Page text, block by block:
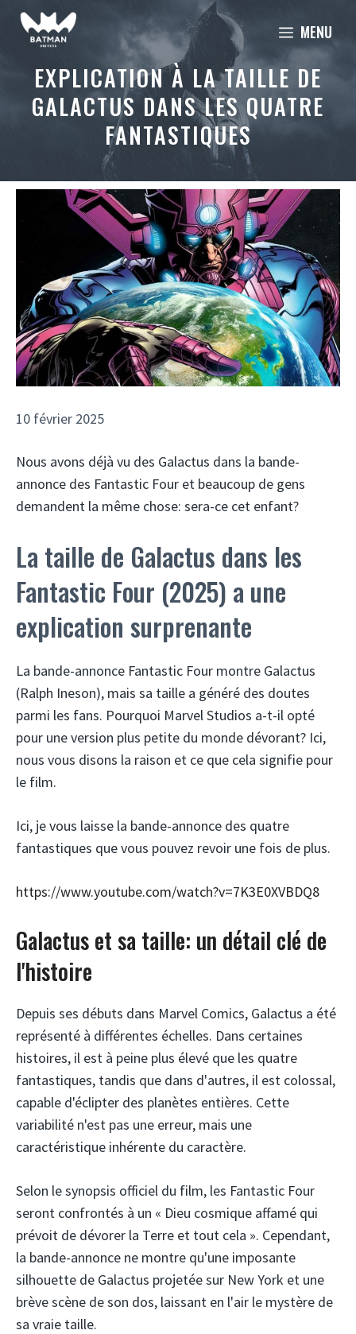
Aller
MENU
EXPLICATION À LA TAILLE DE
GALACTUS DANS LES QUATRE
FANTASTIQUES
10 février 2025
Nous avons déjà vu des Galactus dans la bande-
annonce des Fantastic Four et beaucoup de gens
demandent la même chose: sera-ce cet enfant?
La taille de Galactus dans les
Fantastic Four (2025) a une
explication surprenante
La bande-annonce Fantastic Four montre Galactus
(Ralph Ineson), mais sa taille a généré des doutes
parmi les fans. Pourquoi Marvel Studios a-t-il opté
pour une version plus petite du monde dévorant? Ici,
nous vous disons la raison et ce que cela signifie pour
le film.
Ici, je vous laisse la bande-annonce des quatre
fantastiques que vous pouvez revoir une fois de plus.
https://www.youtube.com/watch?v=7K3E0XVBDQ8
Galactus et sa taille: un détail clé de
l'histoire
Depuis ses débuts dans Marvel Comics, Galactus a été
représenté à différentes échelles. Dans certaines
histoires, il est à peine plus élevé que les quatre
fantastiques, tandis que dans d'autres, il est colossal,
capable d'éclipter des planètes entières. Cette
variabilité n'est pas une erreur, mais une
caractéristique inhérente du caractère.
Selon le synopsis officiel du film, les Fantastic Four
seront confrontés à un « Dieu cosmique affamé qui
prévoit de dévorer la Terre et tout cela ». Cependant,
la bande-annonce ne montre qu'une imposante
silhouette de Galactus projetée sur New York et une
brève scène de son dos, laissant en l'air le mystère de
sa vraie taille.